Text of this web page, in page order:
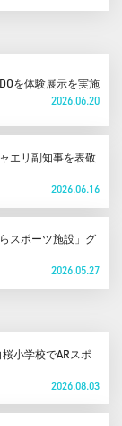
を体験展示を実施
2026.06.20
エリ副知事を表敬
2026.06.16
スポーツ施設」グ
2026.05.27
小学校でARスポ
2026.08.03